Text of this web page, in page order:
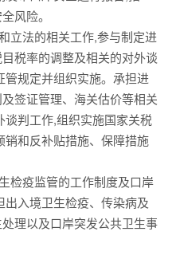
风险。
立法的相关工作,参与制定进
税率的调整及相关的对外谈
规定并组织实施。承担进
签证管理、海关估价等相关
判工作,组织实施国家关税
和反补贴措施、保障措施
检疫监管的工作制度及口岸
入境卫生检疫、传染病及
理以及口岸突发公共卫生事